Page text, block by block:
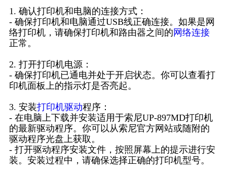
1. 确认打印机和电脑的连接方式：
- 确保打印机和电脑通过USB线正确连接。如果是网
络打印机，请确保打印机和路由器之间的 网络连接
正常。
2. 打开打印机电源：
- 确保打印机已通电并处于开启状态。你可以查看打
印机面板上的指示灯是否亮起。
3. 安装打印机驱动程序：
- 在电脑上下载并安装适用于索尼UP-897MD打印机
的最新驱动程序。你可以从索尼官方网站或随附的
驱动程序光盘上获取。
- 打开驱动程序安装文件，按照屏幕上的提示进行安
装。安装过程中，请确保选择正确的打印机型号。